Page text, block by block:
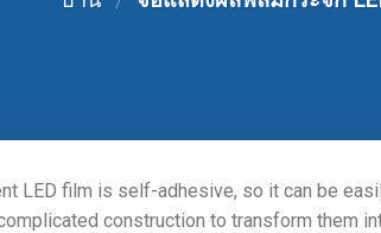
LED film is self-adhesive, so it can be
construction to transform them